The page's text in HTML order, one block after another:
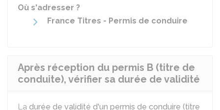
Où s'adresser ?
France Titres - Permis de conduire
Après réception du permis B (titre de
conduite), vérifier sa durée de validité
La durée de validité d'un permis de conduire (titre